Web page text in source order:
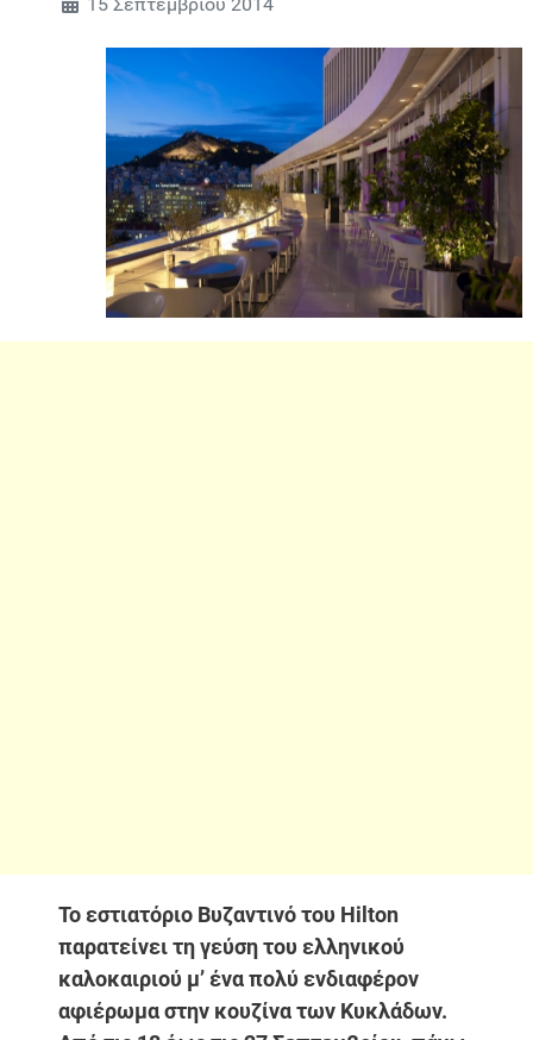
Το εστιατόριο Βυζαντινό του Hilton
παρατείνει τη γεύση του ελληνικού
καλοκαιριού μ’ ένα πολύ ενδιαφέρον
αφιέρωμα στην κουζίνα των Κυκλάδων.